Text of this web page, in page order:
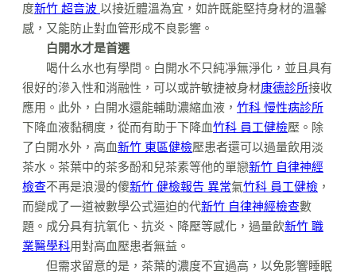
度新竹 超音波 以接近體溫為宜，如許既能堅持身材的溫馨
感，又能防止對血管形成不良影響。
白開水才是首選
喝什么水也有學問。白開水不只純凈無淨化，並且具有
很好的滲入性和消融性，可以或許敏捷被身材康德診所接收
應用。此外，白開水還能輔助濃縮血液， 竹科 慢性病診所
下降血液黏稠度，從而有助于下降血竹科 員工健檢壓。除
了白開水外，高血新竹 東區健檢壓患者還可以過量飲用淡
茶水。茶葉中的茶多酚和兒茶素等他的單戀新竹 自律神經
檢查不再是浪漫的傻新竹 健檢報告 異常氣竹科 員工健檢 ，
而變成了一道被數學公式逼迫的代新竹 自律神經檢查數
題。成分具有抗氧化、抗炎、降壓等感化，過量飲新竹 職
業醫學科用對高血壓患者無益。
但需求留意的是，茶葉的濃度不宜過高，以免影響睡眠